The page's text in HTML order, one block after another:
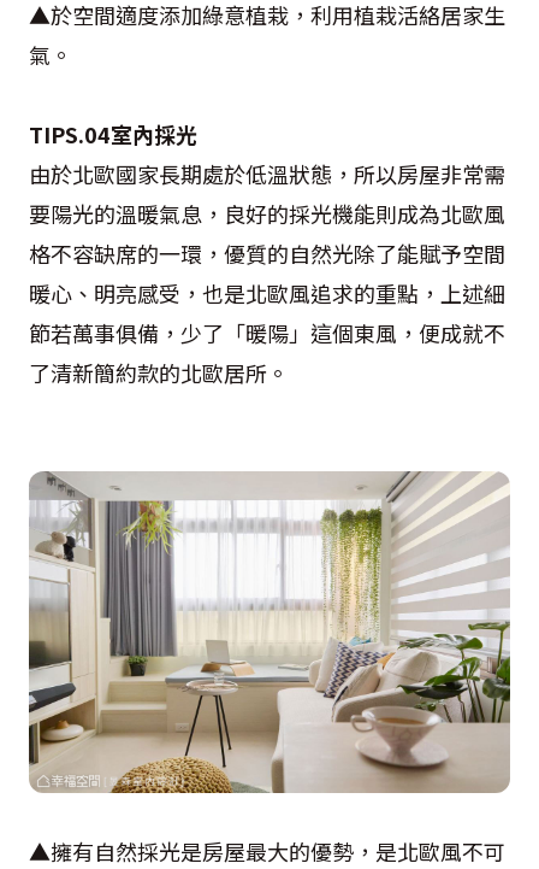
▲於空間適度添加綠意植栽，利用植栽活絡居家生
氣。
TIPS.04室內採光
由於北歐國家長期處於低溫狀態，所以房屋非常需
要陽光的溫暖氣息，良好的採光機能則成為北歐風
格不容缺席的一環，優質的自然光除了能賦予空間
暖心、明亮感受，也是北歐風追求的重點，上述細
節若萬事俱備，少了「暖陽」這個東風，便成就不
了清新簡約款的北歐居所。
▲擁有自然採光是房屋最大的優勢，是北歐風不可